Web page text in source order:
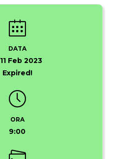
DATA
11 Feb 2023
Expired!
ORA
9:00